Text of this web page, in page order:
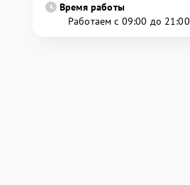
Время работы
Работаем с 09:00 до 21:00